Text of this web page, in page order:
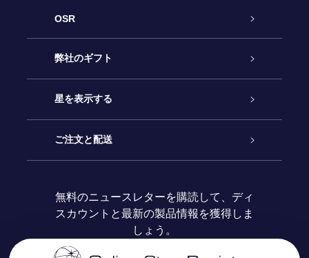
OSR
カスタマーサービス
お問い合わせ
ブログ
レビュー
弊社のギフト
Online Starギフト
OSRギフトパック
OSR ギフトカード
星を表示する
星の登録
カスタマイズされたStar Page
ご注文と配送
お支払いに関する情報
無料のニュースレターを購読して、ディ
スカウントと最新の製品情報を獲得しま
しょう。